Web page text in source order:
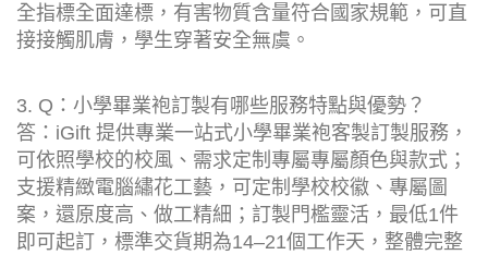
全指標全面達標，有害物質含量符合國家規範，可直
接接觸肌膚，學生穿著安全無虞。
3. Q：小學畢業袍訂製有哪些服務特點與優勢？
答：iGift 提供專業一站式小學畢業袍客製訂製服務，
可依照學校的校風、需求定制專屬專屬顏色與款式；
支援精緻電腦繡花工藝，可定制學校校徽、專屬圖
案，還原度高、做工精細；訂製門檻靈活，最低1件
即可起訂，標準交貨期為14–21個工作天，整體完整